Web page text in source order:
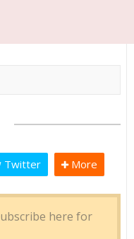
Twitter More